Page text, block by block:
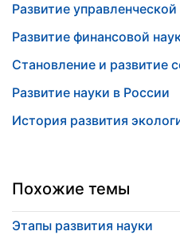
Развитие управленческой
Развитие финансовой
Становление и развитие
Развитие науки в России
История развития
Похожие темы
Этапы развития науки